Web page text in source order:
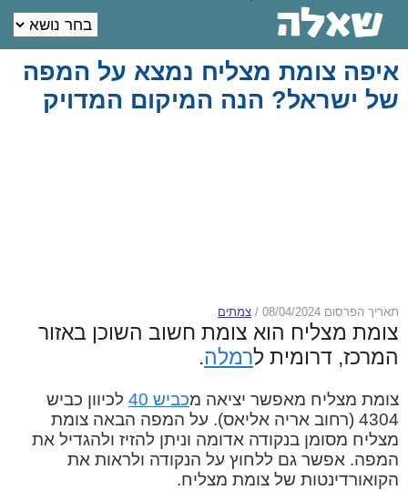
איפה צומת מצליח נמצא על המפה
של ישראל? הנה המיקום המדויק
תאריך הפרסום 08/04/2024 / צמתים
צומת מצליח הוא צומת חשוב השוכן באזור
המרכז, דרומית לרמלה.
צומת מצליח מאפשר יציאה מכביש 40
לכיוון כביש
4304 (רחוב אריה אליאס). על המפה הבאה צומת
מצליח מסומן בנקודה אדומה וניתן להזיז ולהגדיל את
המפה. אפשר גם ללחוץ על הנקודה ולראות את
הקואורדינטות של צומת מצליח.